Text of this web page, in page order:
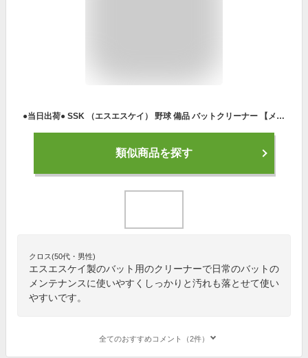
●当日出荷● SSK （エスエスケイ） 野球 備品 バットクリーナー 【メンテナンス用品】 BTC24 その他 ベースボール ユニセックス 男性用・女性用 マルチ 2025AW {SK}
類似商品を探す
クロス(50代・男性)
エスエスケイ製のバット用のクリーナーで日常のバットの
メンテナンスに使いやすくしっかりと汚れも落とせて使い
やすいです。
全てのおすすめコメント（2件）